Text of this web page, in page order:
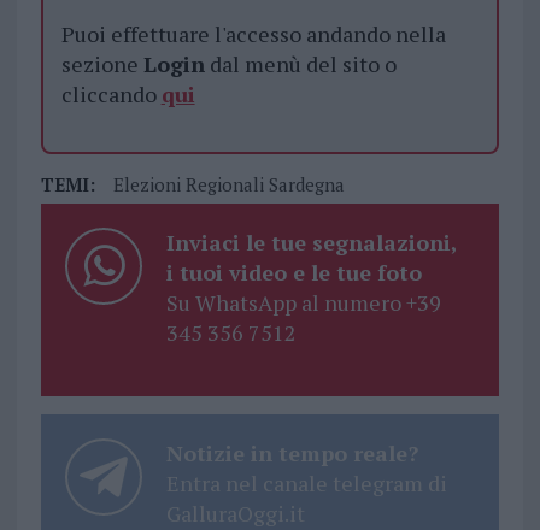
Puoi effettuare l'accesso andando nella
sezione Logindal menù del sito o
cliccando qui
TEMI: Elezioni Regionali Sardegna
Inviaci le tue segnalazioni,
i tuoi video e le tue foto
Su WhatsApp al numero +39
345 356 7512
Notizie in tempo reale?
Entra nel canale telegram di
GalluraOggi.it